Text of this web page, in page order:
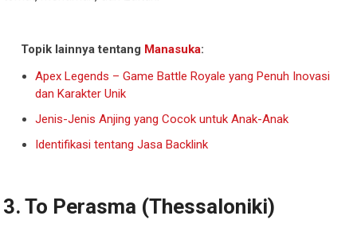
Topik lainnya tentang Manasuka:
Apex Legends – Game Battle Royale yang Penuh Inovasi
dan Karakter Unik
Jenis-Jenis Anjing yang Cocok untuk Anak-Anak
Identifikasi tentang Jasa Backlink
3.To Perasma (Thessaloniki)